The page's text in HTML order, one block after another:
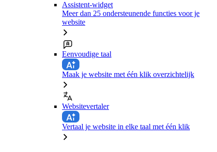
Assistent-widget
Meer dan 25 ondersteunende functies voor je
website
Eenvoudige taal
Maak je website met één klik overzichtelijk
Websitevertaler
Vertaal je website in elke taal met één klik